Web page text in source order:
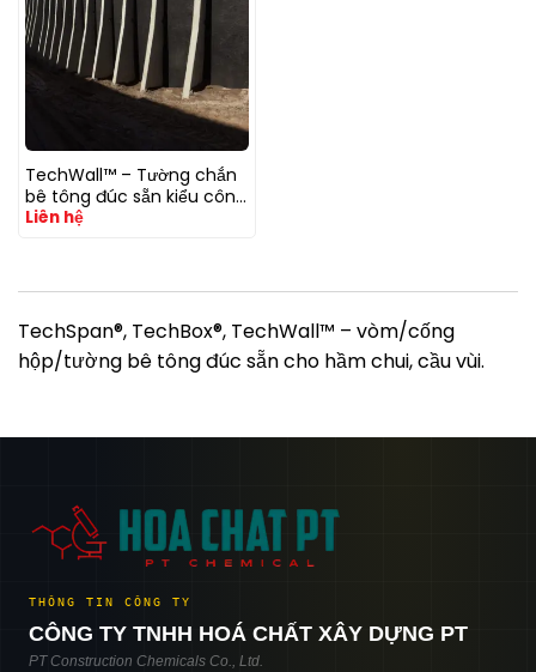
TechWall™ – Tường chắn
bê tông đúc sẵn kiểu công
xôn (counterfort)
Liên hệ
TechSpan®, TechBox®, TechWall™ – vòm/cống
hộp/tường bê tông đúc sẵn cho hầm chui, cầu vùi.
THÔNG TIN CÔNG TY
CÔNG TY TNHH HOÁ CHẤT XÂY DỰNG PT
PT Construction Chemicals Co., Ltd.